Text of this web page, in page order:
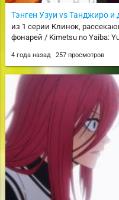
Тэнген Узуи vs Танджиро и
из 1 серии Клинок,
фонарей / Kimetsu no Yaiba:
4 года назад 257 просмотров